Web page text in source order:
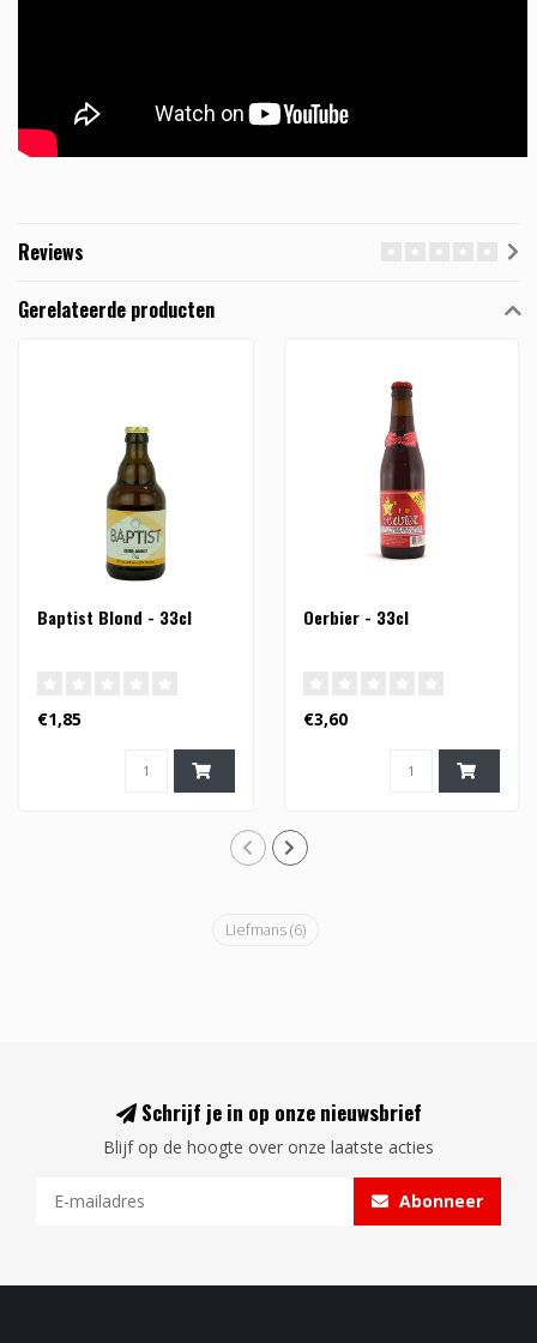
Reviews
Gerelateerde producten
Baptist Blond - 33cl
€1,85
Oerbier - 33cl
€3,60
Liefmans(6)
Schrijf je in op onze nieuwsbrief
Blijf op de hoogte over onze laatste acties
Abonneer